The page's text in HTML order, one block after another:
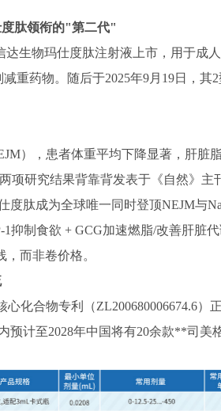
肽领衔的"第二代"
达生物玛仕度肽注射液上市，用于
重药物。随后于2025年9月19日，
），患者体重平均下降显著，肝脏
项研究结果背靠背发表于《自然》
肽成为全球唯一同时登顶NEJM与
1抑制食欲 + GCG加速燃脂/改善肝脏
而非卷价格。
心化合物专利（ZL200680006674.6
计至2028年中国将有20余款**司美